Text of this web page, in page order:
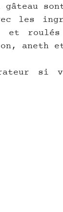
les
et
si